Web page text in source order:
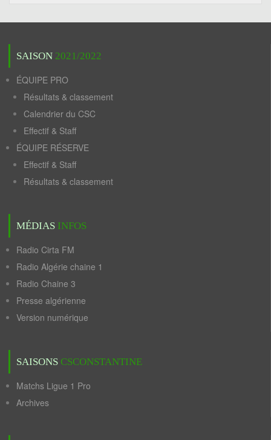
SAISON 2021/2022
ÉQUIPE PRO
Résultats & classement
Calendrier du CSC
Effectif & Staff
ÉQUIPE RÉSERVE
Effectif & Staff
Résultats & classement
MÉDIAS INFOS
Radio Cirta FM
Radio Algérie chaine 1
Radio Chaine 3
Presse algérienne
Version numérique
SAISONS CSCONSTANTINE
Matchs Ligue 1 Pro
Archives